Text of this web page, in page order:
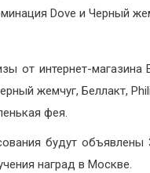
Dove и Черный
от интернет-магазина
жемчуг, Беллакт,
фея.
будут
наград в Москве.